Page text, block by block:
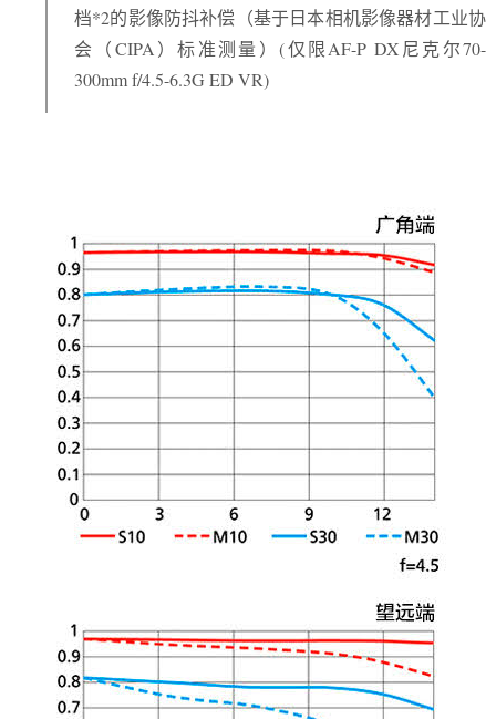
档*2的影像防抖补偿（基于日本相机影像器材工业协
会（CIPA）标准测量）(仅限AF-P DX尼克尔70-
300mm f/4.5-6.3G ED VR)